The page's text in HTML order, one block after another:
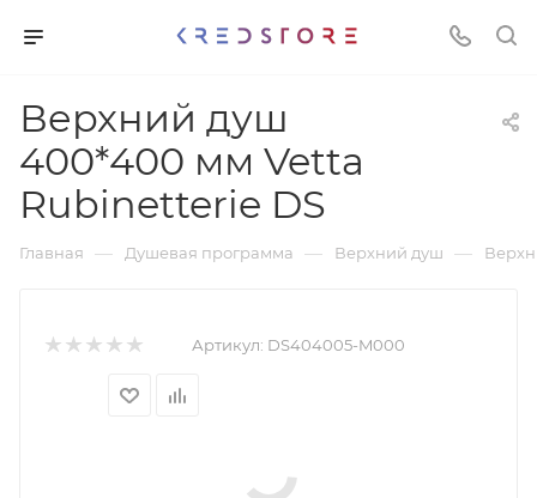
Верхний душ
400*400 мм Vetta
Rubinetterie DS
Главная — Душевая программа — Верхний душ —
Артикул: DS404005-M000